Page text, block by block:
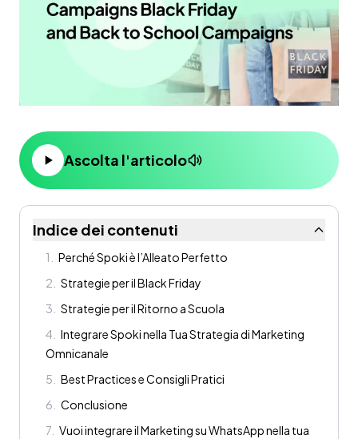
Ascolta l'articolo
Indice dei contenuti
1
Perché Spoki è l’Alleato Perfetto
2
Strategie per il Black Friday
3
Strategie per il Ritorno a Scuola
4
Integrare Spoki nella Tua Strategia di Marketing
Omnicanale
5
Best Practices e Consigli Pratici
6
Conclusione
7 Vuoi integrare il Marketing su WhatsApp nella tua